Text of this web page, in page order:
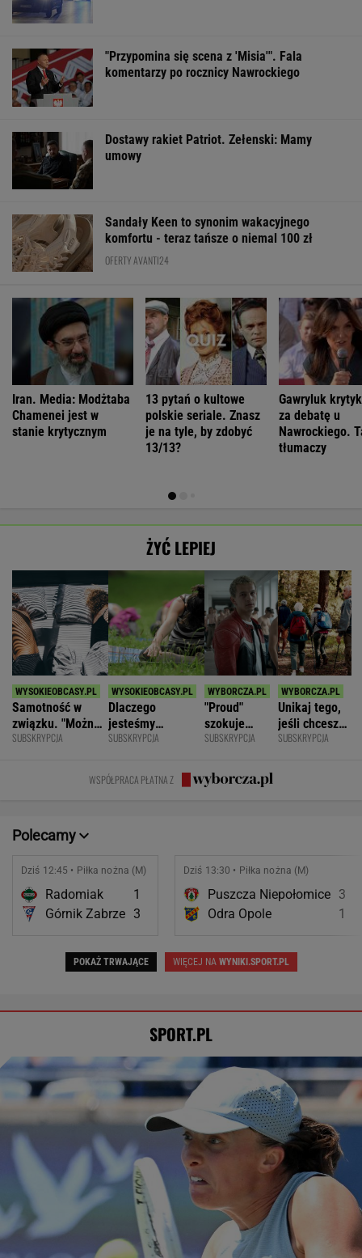
"Przypomina się scena z 'Misia'". Fala
komentarzy po rocznicy Nawrockiego
Dostawy rakiet Patriot. Zełenski: Mamy
umowy
Sandały Keen to synonim wakacyjnego
komfortu - teraz tańsze o niemal 100 zł
OFERTY AVANTI24
Iran. Media: Modżtaba
Chamenei jest w
stanie krytycznym
13 pytań o kultowe
polskie seriale. Znasz
je na tyle, by zdobyć
13/13?
Gawryluk
za debatę u
Nawrockiego.
tłumaczy
ŻYĆ LEPIEJ
Samotność w
związku. "Można
być kochaną i
SUBSKRYPCJA
Dlaczego
jesteśmy
permanentnie
same grzechy
główne"
SUBSKRYPCJA
"Proud"
szokuje
odważnymi
Rozmawiamy
z twórcami
SUBSKRYPCJA
Unikaj tego,
jeśli chcesz
znacznie
SUBSKRYPCJA
WSPÓŁPRACA PŁATNA Z
Polecamy
Dziś 12:45 • Piłka nożna (M)
Radomiak
1
Górnik Zabrze 3
Dziś 13:30 • Piłka nożna (M)
Puszcza Niepołomice 3
Odra Opole
1
POKAŻ TRWAJĄCE WIĘCEJ NA WYNIKI.SPORT.PL
SPORT.PL